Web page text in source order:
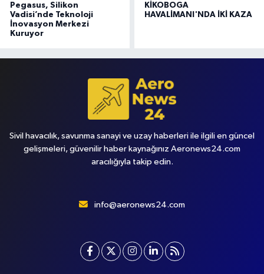
Pegasus, Silikon
Vadisi’nde Teknoloji
İnovasyon Merkezi
Kuruyor
KİKOBOGA
HAVALİMANI'NDA İKİ KAZA
Sivil havacılık, savunma sanayi ve uzay haberleri ile ilgili en güncel
gelişmeleri, güvenilir haber kaynağınız Aeronews24.com
aracılığıyla takip edin.
info@aeronews24.com